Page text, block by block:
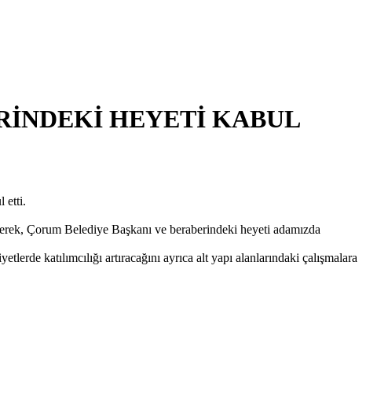
HEYETİ KABUL
etti.
Çorum Belediye Başkanı ve beraberindeki heyeti adamızda
katılımcılığı artıracağını ayrıca alt yapı alanlarındaki çalışmalara